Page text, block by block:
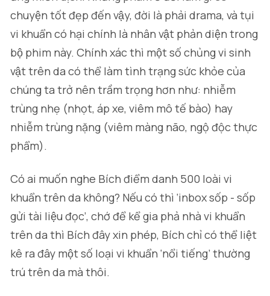
chuyện tốt đẹp đến vậy, đời là phải drama, và tụi
vi khuẩn có hại chính là nhân vật phản diện trong
bộ phim này. Chính xác thì một số chủng vi sinh
vật trên da có thể làm tình trạng sức khỏe của
chúng ta trở nên trầm trọng hơn như: nhiễm
trùng nhẹ (nhọt, áp xe, viêm mô tế bào) hay
nhiễm trùng nặng (viêm màng não, ngộ độc thực
phẩm).
Có ai muốn nghe Bích điểm danh 500 loài vi
khuẩn trên da không? Nếu có thì ‘inbox sốp - sốp
gửi tài liệu đọc’, chớ để kể gia phả nhà vi khuẩn
trên da thì Bích đây xin phép, Bích chỉ có thể liệt
kê ra đây một số loại vi khuẩn ‘nổi tiếng’ thường
trú trên da mà thôi.